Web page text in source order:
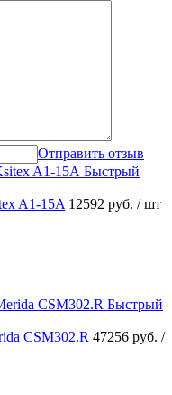
Отправить отзыв
Быстрый
A1-15A 12592 руб. / шт
Быстрый
CSM302.R 47256 руб. /